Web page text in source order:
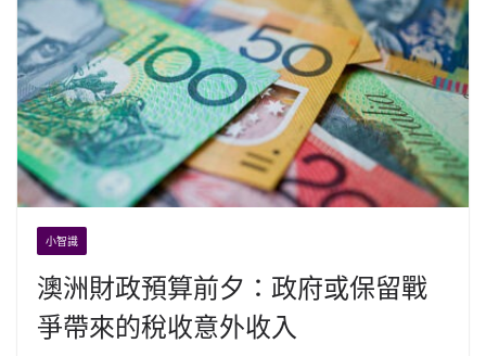
小智識
澳洲財政預算前夕：政府或保留戰
爭帶來的稅收意外收入